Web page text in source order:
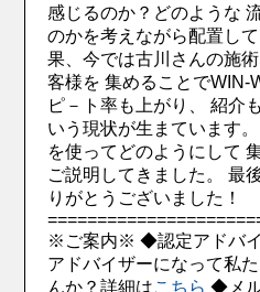
感じるのか？どのような
のかを考えながら配置して
果、今では古川さんの施
客様を 集めることでWIN-
ピ－ト率も上がり、 紹介
いう現状が生まています。
を使ってどのようにして
ご説明してきました。
最
りがとうございました！
※ご案内※ ◆認定アドバ
アドバイザーになって私
んか？詳細はこちら ◆メ